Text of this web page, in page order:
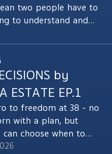
two people have to
to understand and
into strength
by SINGHA
Unchuen and Dr.
who have
by side—from their
S'RIN Ratchapruek–Sai
growth for years to
by
ESTATE EP.1
to freedom at 38 - no
with a plan, but
can choose when to
Follow the decisions